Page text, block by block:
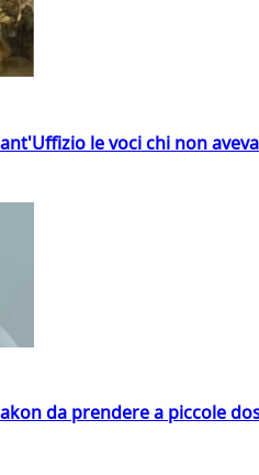
le voci chi non
da prendere a piccole